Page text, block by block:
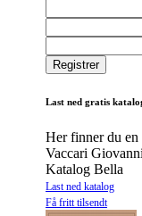
Last ned gratis
Her finner du
Vaccari Giovanni
Katalog Bella
Last ned katalog
Få fritt tilsendt